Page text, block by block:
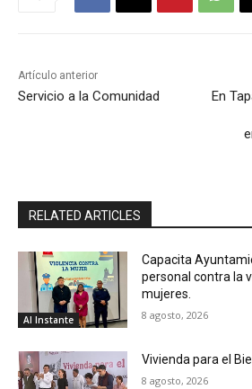
Artículo anterior
Servicio a la Comunidad
En
RELATED ARTICLES
Al Instante
Capacita
personal contra la
mujeres.
8 agosto, 2026
Vivienda para el
8 agosto, 2026